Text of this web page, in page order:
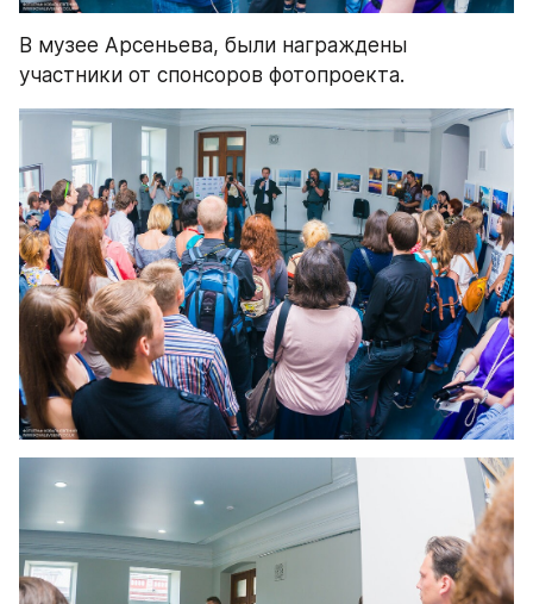
В музее Арсеньева, были награждены
участники от спонсоров фотопроекта.